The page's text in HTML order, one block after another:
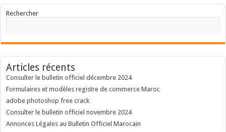
Rechercher
Articles récents
Consulter le bulletin officiel décembre 2024
Formulaires et modèles registre de commerce Maroc
adobe photoshop free crack
Consulter le bulletin officiel novembre 2024
Annonces Légales au Bulletin Officiel Marocain